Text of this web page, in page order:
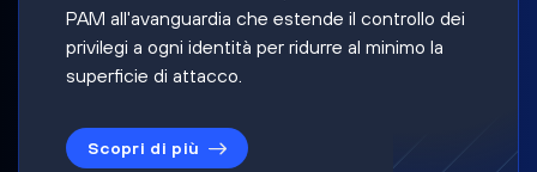
PAM all'avanguardia che estende il controllo dei
privilegi a ogni identità per ridurre al minimo la
superficie di attacco.
Scopri di più